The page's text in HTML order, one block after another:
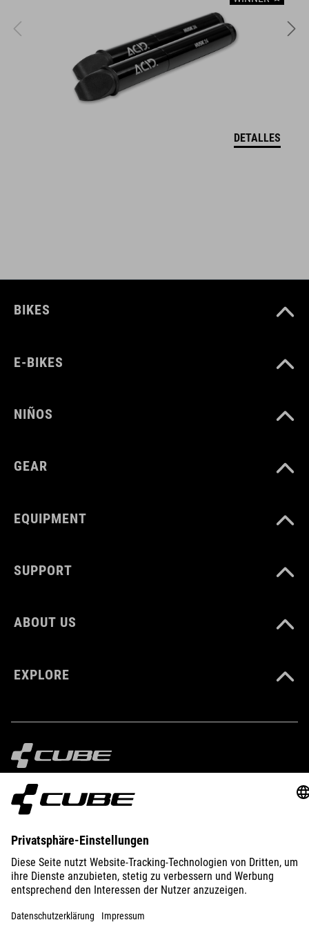
productos están perfectamente armonizados y ofrecen la
mejor combinación de diseño, tecnología y usabilidad.
CARACTERÍSTICAS
Main compartment incl. pocket division
12115
black
MATERIAL
290 g
VOLUMEN
DETALLES
BIKES
E-BIKES
NIÑOS
GEAR
EQUIPMENT
SUPPORT
ABOUT US
EXPLORE
IMPRINT
AUSTRIA ESPAÑOL
© 2026 La configuración de privacidad